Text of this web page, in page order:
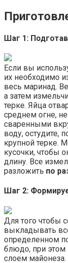
Шаг 1:
Если вы
их необходимо
весь маринад.
а затем
терке. Яйца
среднем огне,
сваренными
воду, остудите,
крупной терке.
кусочки, чтобы
длину. Все
разложить по
Шаг 2:
Для того чтобы
выкладывать
определенном
блюдо, при
слоем майонеза.